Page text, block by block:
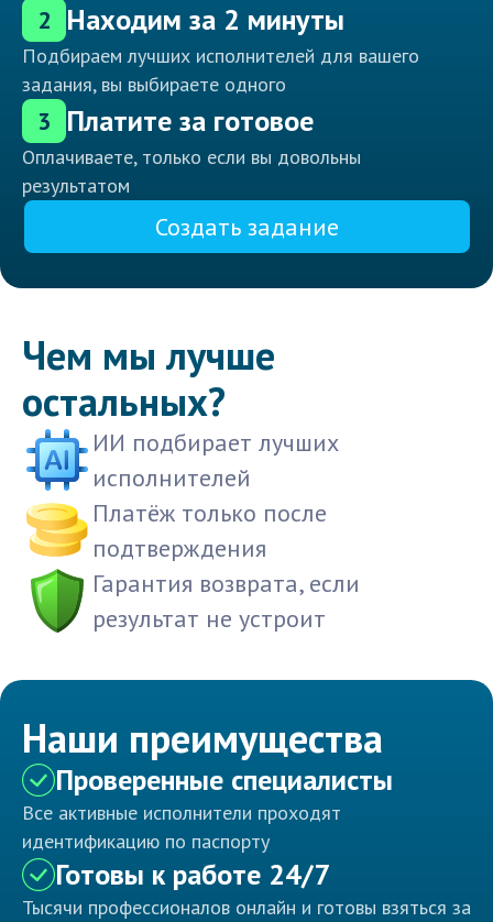
2 Находим за 2 минуты
Подбираем лучших исполнителей для вашего
задания, вы выбираете одного
3 Платите за готовое
Оплачиваете, только если вы довольны
результатом
Создать задание
Чем мы лучше
остальных?
ИИ подбирает лучших
исполнителей
Платёж только после
подтверждения
Гарантия возврата, если
результат не устроит
Наши преимущества
Проверенные специалисты
Все активные исполнители проходят
идентификацию по паспорту
Готовы к работе 24/7
Тысячи профессионалов онлайн и готовы взяться за